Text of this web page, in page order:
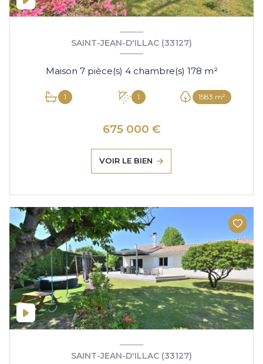
SAINT-JEAN-D'ILLAC (33127)
Maison 7 pièce(s) 4 chambre(s) 178 m²
1 1 1583 m²
675 000 €
VOIR LE BIEN
SAINT-JEAN-D'ILLAC (33127)